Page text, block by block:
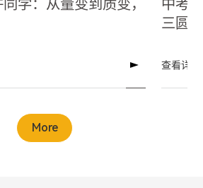
学：从量变到质变，
中考
三圆
查看详情
More